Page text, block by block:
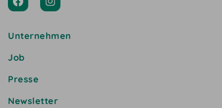
Unternehmen
Job
Presse
Newsletter